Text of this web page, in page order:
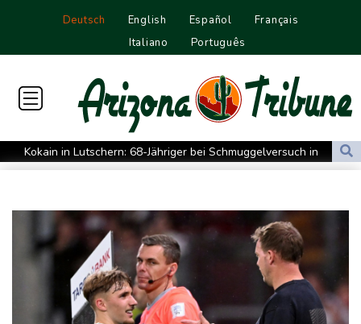
Deutsch English Español
Français
Italiano
Português
Kokain in Lutschern: 68-Jähriger bei Schmuggelversuch in
Düsseldorf ertappt
Manipulierte Trainerwahl? Razzia bei Südkoreas Fußball-Verband
DIHK fordert "resiliente" Infrastruktur: Wasserstraßen besser an
Niedrigwasser anpassen
Zverev hadert nach Aus: "Schlechtestes Spiel der Saison"
Vier deutsche, neun neue: Teammanager-Rekorde in England